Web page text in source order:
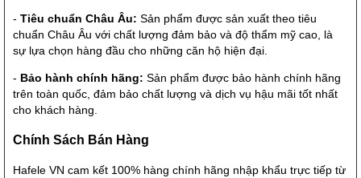
- Tiêu chuẩn Châu Âu: Sản phẩm được sản xuất theo tiêu
chuẩn Châu Âu với chất lượng đảm bảo và độ thẩm mỹ cao, là
sự lựa chọn hàng đầu cho những căn hộ hiện đại.
- Bảo hành chính hãng: Sản phẩm được bảo hành chính hãng
trên toàn quốc, đảm bảo chất lượng và dịch vụ hậu mãi tốt nhất
cho khách hàng.
Chính Sách Bán Hàng
Hafele VN cam kết 100% hàng chính hãng nhập khẩu trực tiếp từ